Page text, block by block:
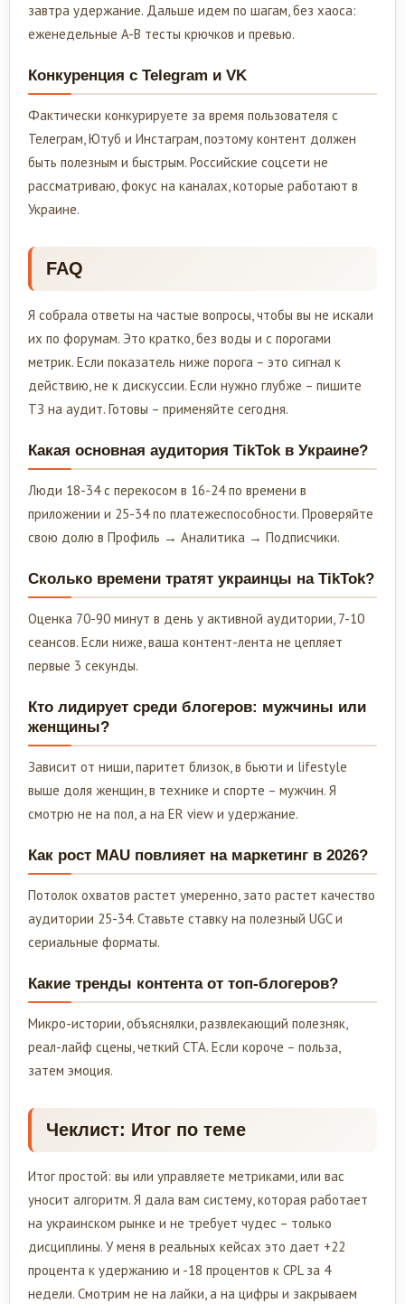
завтра удержание. Дальше идем по шагам, без хаоса:
еженедельные A-B тесты крючков и превью.
Конкуренция с Telegram и VK
Фактически конкурируете за время пользователя с
Телеграм, Ютуб и Инстаграм, поэтому контент должен
быть полезным и быстрым. Российские соцсети не
рассматриваю, фокус на каналах, которые работают в
Украине.
FAQ
Я собрала ответы на частые вопросы, чтобы вы не искали
их по форумам. Это кратко, без воды и с порогами
метрик. Если показатель ниже порога – это сигнал к
действию, не к дискуссии. Если нужно глубже – пишите
ТЗ на аудит. Готовы – применяйте сегодня.
Какая основная аудитория TikTok в Украине?
Люди 18-34 с перекосом в 16-24 по времени в
приложении и 25-34 по платежеспособности. Проверяйте
свою долю в Профиль → Аналитика → Подписчики.
Сколько времени тратят украинцы на TikTok?
Оценка 70-90 минут в день у активной аудитории, 7-10
сеансов. Если ниже, ваша контент-лента не цепляет
первые 3 секунды.
Кто лидирует среди блогеров: мужчины или
женщины?
Зависит от ниши, паритет близок, в бьюти и lifestyle
выше доля женщин, в технике и спорте – мужчин. Я
смотрю не на пол, а на ER view и удержание.
Как рост MAU повлияет на маркетинг в 2026?
Потолок охватов растет умеренно, зато растет качество
аудитории 25-34. Ставьте ставку на полезный UGC и
сериальные форматы.
Какие тренды контента от топ-блогеров?
Микро-истории, объяснялки, развлекающий полезняк,
реал-лайф сцены, четкий CTA. Если короче – польза,
затем эмоция.
Чеклист: Итог по теме
Итог простой: вы или управляете метриками, или вас
уносит алгоритм. Я дала вам систему, которая работает
на украинском рынке и не требует чудес – только
дисциплины. У меня в реальных кейсах это дает +22
процента к удержанию и -18 процентов к CPL за 4
недели. Смотрим не на лайки, а на цифры и закрываем